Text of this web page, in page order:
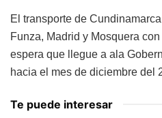
El transporte de
Funza, Madrid y Mosquera
espera que llegue a ala
hacia el mes de diciembre del
Te puede interesar